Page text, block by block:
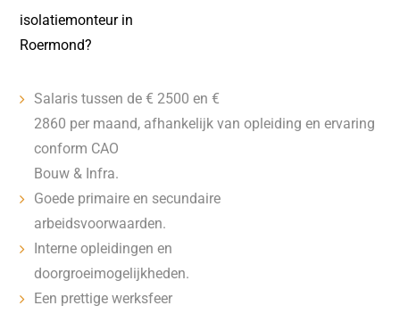
isolatiemonteur in
Roermond?
Salaris tussen de € 2500 en €
2860 per maand, afhankelijk van opleiding en ervaring
conform CAO
Bouw & Infra.
Goede primaire en secundaire
arbeidsvoorwaarden.
Interne opleidingen en
doorgroeimogelijkheden.
Een prettige werksfeer